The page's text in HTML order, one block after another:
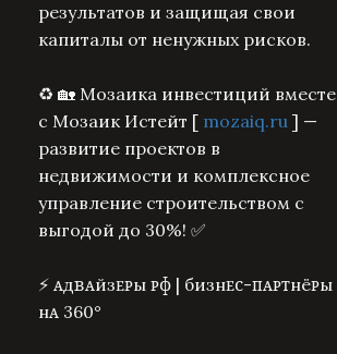
результатов и защищая свои
капиталы от ненужных рисков.
♻️ 🏡 Мозаика инвестиций вместе
с Мозаик Истейт [ mozaiq.ru ] —
развитие проектов в
недвижимости и комплексное
управление строительством с
выгодой до 30%! ✅
⚡️ ᴀдʙᴀйзᴇᴩы ᴩɸ | бизнᴇᴄ-ᴨᴀᴩᴛнёᴩы
нᴀ 360°